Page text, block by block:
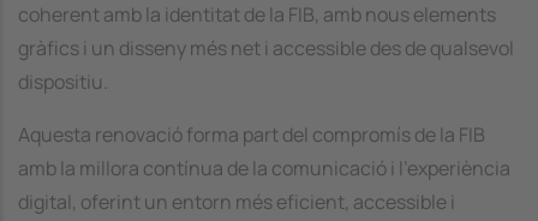
coherent amb la identitat de la FIB, amb nous elements
gràfics i un disseny més net i accessible des de qualsevol
dispositiu.
Aquesta renovació forma part del compromís de la FIB
amb la millora contínua de la comunicació i l’experiència
digital, oferint un entorn més eficient, accessible i